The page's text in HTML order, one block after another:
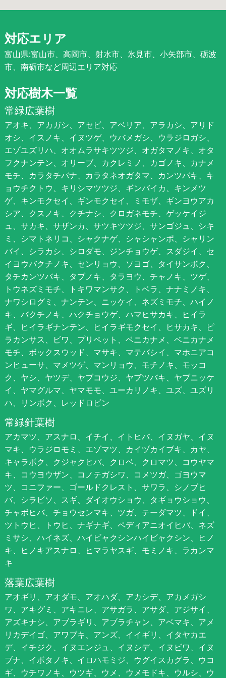
対応エリア
富山県:富山市、高岡市、射水市、氷見市、小矢部市、砺波
市、南砺市など周辺エリア対応
対応樹木一覧
常緑広葉樹
アオキ、アカガシ、アセビ、アベリア、アラカシ、アリド
オシ、イスノキ、イヌツゲ、ウバメガシ、ウラジロガシ、
エゾユズリハ、オオムラサキツツジ、オガタマノキ、オタ
フクナンテン、オリーブ、カクレミノ、カゴノキ、カナメ
モチ、カラタチバナ、カラタネオガタマ、カンツバキ、キ
ョウチクトウ、キリシマツツジ、ギンバイカ、キンメツ
ゲ、キンモクセイ、ギンモクセイ、ミモザ、ギンヨウアカ
シア、クスノキ、クチナシ、クロガネモチ、ゲッケイジ
ュ、サカキ、サザンカ、サツキツツジ、サンゴジュ、シキ
ミ、シマトネリコ、シャクナゲ、シャシャンポ、シャリン
バイ、シラカシ、シロダモ、ジンチョウゲ、スダジイ、セ
イヨウバクチノキ、センリョウ、ソヨゴ、タイサンボク、
タチカンツバキ、タブノキ、タラヨウ、チャノキ、ツゲ、
トウネズミモチ、トキワマンサク、トベラ、ナナミノキ、
ナワシログミ、ナンテン、ニッケイ、ネズミモチ、ハイノ
キ、バクチノキ、ハクチョウゲ、ハマヒサカキ、ヒイラ
ギ、ヒイラギナンテン、ヒイラギモクセイ、ヒサカキ、ピ
ラカンサス、ビワ、プリペット、ベニカナメ、ベニカナメ
モチ、ボックスウッド、マサキ、マテバシイ、マホニアコ
ンヒューサ、マメツゲ、マンリョウ、モチノキ、モッコ
ク、ヤシ、ヤツデ、ヤブコウジ、ヤブツバキ、ヤブニッケ
イ、ヤマグルマ、ヤマモモ、ユーカリノキ、ユズ、ユズリ
ハ、リンボク、レッドロビン
常緑針葉樹
アカマツ、アスナロ、イチイ、イトヒバ、イヌガヤ、イヌ
マキ、ウラジロモミ、エゾマツ、カイヅカイブキ、カヤ、
キャラボク、クジャクヒバ、クロベ、クロマツ、コウヤマ
キ、コウヨウザン、コノテガシワ、コメツガ、ゴヨウマ
ツ、コニファー、ゴールドクレスト、サワラ、シノブヒ
バ、シラビソ、スギ、ダイオウショウ、タギョウショウ、
チャボヒバ、チョウセンマキ、ツガ、テーダマツ、ドイ、
ツトウヒ、トウヒ、ナギナギ、ペディアニオイヒバ、ネズ
ミサシ、ハイネズ、ハイビャクシンハイビャクシン、ヒノ
キ、ヒノキアスナロ、ヒマラヤスギ、モミノキ、ラカンマ
キ
落葉広葉樹
アオギリ、アオダモ、アオハダ、アカシデ、アカメガシ
ワ、アキグミ、アキニレ、アサガラ、アサダ、アジサイ、
アズキナシ、アブラギリ、アブラチャン、アベマキ、アメ
リカデイゴ、アワブキ、アンズ、イイギリ、イタヤカエ
デ、イチジク、イヌエンジュ、イヌシデ、イヌビワ、イヌ
ブナ、イボタノキ、イロハモミジ、ウグイスカグラ、ウコ
ギ、ウチワノキ、ウツギ、ウメ、ウメモドキ、ウルシ、ウ